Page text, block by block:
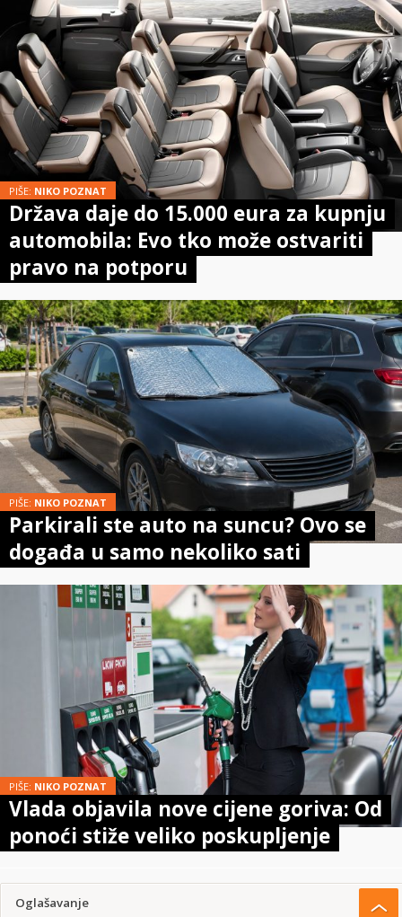
PIŠE: NIKO POZNAT
Država daje do 15.000 eura za kupnju
automobila: Evo tko može ostvariti
pravo na potporu
PIŠE: NIKO POZNAT
Parkirali ste auto na suncu? Ovo se
događa u samo nekoliko sati
PIŠE: NIKO POZNAT
Vlada objavila nove cijene goriva: Od
ponoći stiže veliko poskupljenje
Oglašavanje